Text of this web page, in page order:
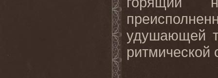
удушающей